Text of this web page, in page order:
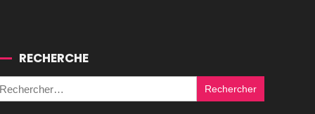
RECHERCHE
Rechercher :